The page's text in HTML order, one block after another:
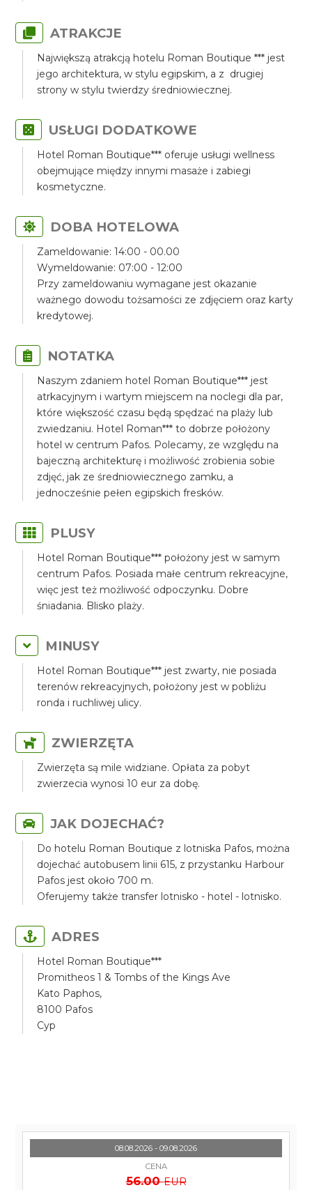
ATRAKCJE
Największą atrakcją hotelu Roman Boutique *** jest
jego architektura, w stylu egipskim, a z drugiej
strony w stylu twierdzy średniowiecznej.
USŁUGI DODATKOWE
Hotel Roman Boutique*** oferuje usługi wellness
obejmujące między innymi masaże i zabiegi
kosmetyczne.
DOBA HOTELOWA
Zameldowanie: 14:00 - 00.00
Wymeldowanie: 07:00 - 12:00
Przy zameldowaniu wymagane jest okazanie
ważnego dowodu tożsamości ze zdjęciem oraz karty
kredytowej.
NOTATKA
Naszym zdaniem hotel Roman Boutique*** jest
atrkacyjnym i wartym miejscem na noclegi dla par,
które większość czasu będą spędzać na plaży lub
zwiedzaniu. Hotel Roman*** to dobrze położony
hotel w centrum Pafos. Polecamy, ze względu na
bajeczną architekturę i możliwość zrobienia sobie
zdjęć, jak ze średniowiecznego zamku, a
jednocześnie pełen egipskich fresków.
PLUSY
Hotel Roman Boutique*** położony jest w samym
centrum Pafos. Posiada małe centrum rekreacyjne,
więc jest też możliwość odpoczynku. Dobre
śniadania. Blisko plaży.
MINUSY
Hotel Roman Boutique*** jest zwarty, nie posiada
terenów rekreacyjnych, położony jest w pobliżu
ronda i ruchliwej ulicy.
ZWIERZĘTA
Zwierzęta są mile widziane. Opłata za pobyt
zwierzecia wynosi 10 eur za dobę.
JAK DOJECHAĆ?
Do hotelu Roman Boutique z lotniska Pafos, można
dojechać autobusem linii 615, z przystanku Harbour
Pafos jest około 700 m.
Oferujemy także transfer lotnisko - hotel - lotnisko.
ADRES
Hotel Roman Boutique***
Promitheos 1 & Tombs of the Kings Ave
Kato Paphos,
8100 Pafos
Cyp
08.08.2026 - 09.08.2026
CENA
56.00 EUR